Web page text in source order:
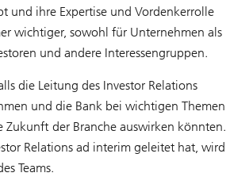
und ihre Expertise und Vordenkerrolle
wichtiger, sowohl für Unternehmen als
und andere Interessengruppen.
die Leitung des Investor Relations
und die Bank bei wichtigen Themen
Zukunft der Branche auswirken könnten.
Relations ad interim geleitet hat, wird
Teams.